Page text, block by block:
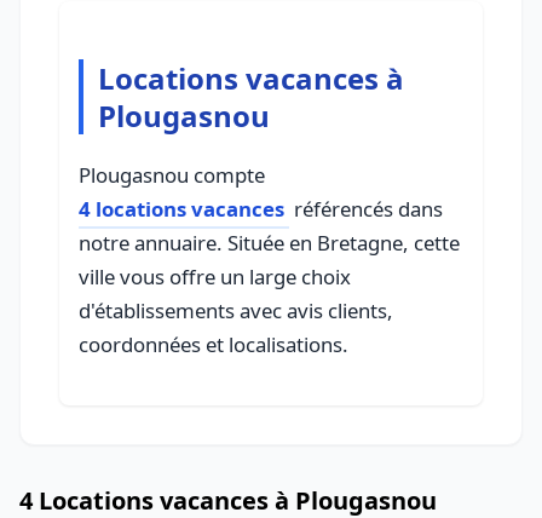
Locations vacances à
Plougasnou
Plougasnou compte
4 locations vacances référencés dans
notre annuaire. Située en Bretagne, cette
ville vous offre un large choix
d'établissements avec avis clients,
coordonnées et localisations.
4 Locations vacances à Plougasnou